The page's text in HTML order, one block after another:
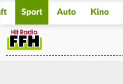
Sport Auto Kino